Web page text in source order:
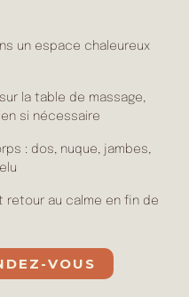
un espace chaleureux
la table de massage,
si nécessaire
: dos, nuque, jambes,
retour au calme en fin de
VOUS